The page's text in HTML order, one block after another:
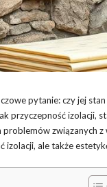
pytanie: czy jej
przyczepność izolacji,
związanych
ale także